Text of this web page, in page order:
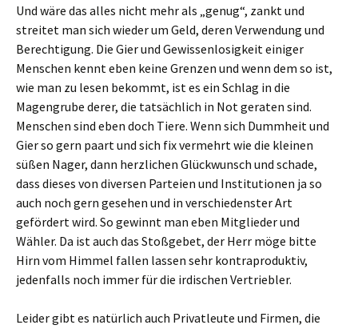
Und wäre das alles nicht mehr als „genug“, zankt und
streitet man sich wieder um Geld, deren Verwendung und
Berechtigung. Die Gier und Gewissenlosigkeit einiger
Menschen kennt eben keine Grenzen und wenn dem so ist,
wie man zu lesen bekommt, ist es ein Schlag in die
Magengrube derer, die tatsächlich in Not geraten sind.
Menschen sind eben doch Tiere. Wenn sich Dummheit und
Gier so gern paart und sich fix vermehrt wie die kleinen
süßen Nager, dann herzlichen Glückwunsch und schade,
dass dieses von diversen Parteien und Institutionen ja so
auch noch gern gesehen und in verschiedenster Art
gefördert wird. So gewinnt man eben Mitglieder und
Wähler. Da ist auch das Stoßgebet, der Herr möge bitte
Hirn vom Himmel fallen lassen sehr kontraproduktiv,
jedenfalls noch immer für die irdischen Vertriebler.
Leider gibt es natürlich auch Privatleute und Firmen, die